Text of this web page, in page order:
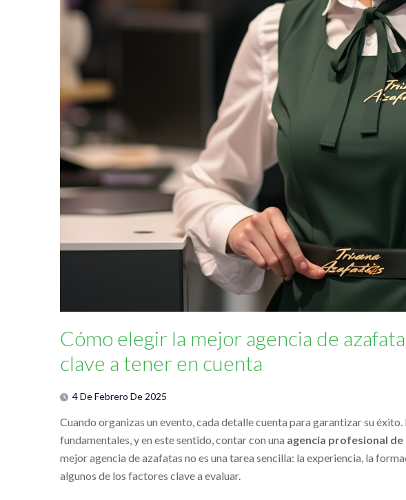
Cómo elegir la mejor agencia de
clave a tener en cuenta
4 De Febrero De 2025
Cuando organizas un evento, cada detalle cuenta para garantizar su
fundamentales, y en este sentido, contar con una agencia profesional
mejor agencia de azafatas no es una tarea sencilla: la experiencia, la
algunos de los factores clave a evaluar.